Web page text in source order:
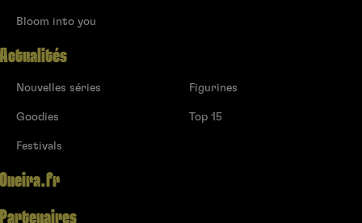
Bloom into you
Actualités
Nouvelles séries
Goodies
Festivals
Figurines
Top 15
Oneira.fr
Partenaires